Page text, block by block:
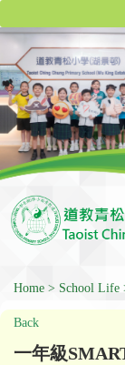
Home School Life
Back
一年級